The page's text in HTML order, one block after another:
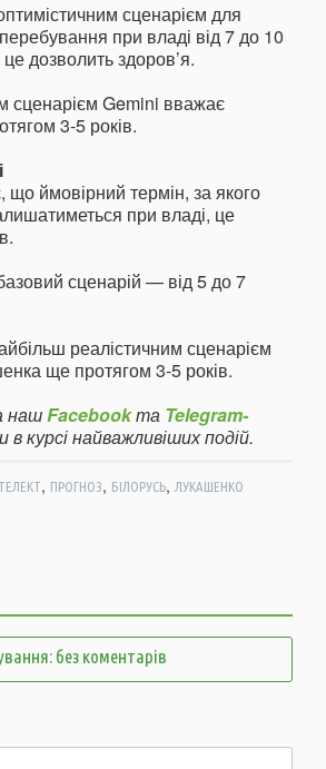
сценарієм для
при владі від 7 до 10
дозволить здоров’я.
сценарієм Gemini вважає
3-5 років.
ймовірний термін, за якого
при владі, це
сценарій — від 5 до 7
реалістичним сценарієм
ще протягом 3-5 років.
нашFacebookта Telegram-
курсі найважливіших подій.
, ПРОГНОЗ, БІЛОРУСЬ, ЛУКАШЕНКО
без коментарів